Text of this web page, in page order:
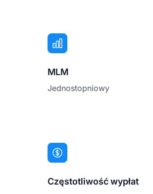
MLM
Jednostopniowy
Częstotliwość wypłat